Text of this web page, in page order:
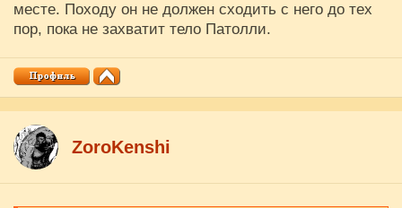
месте. Походу он не должен сходить с него до тех
пор, пока не захватит тело Патолли.
ZoroKenshi